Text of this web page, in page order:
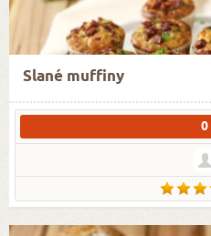
Slané muffiny
0